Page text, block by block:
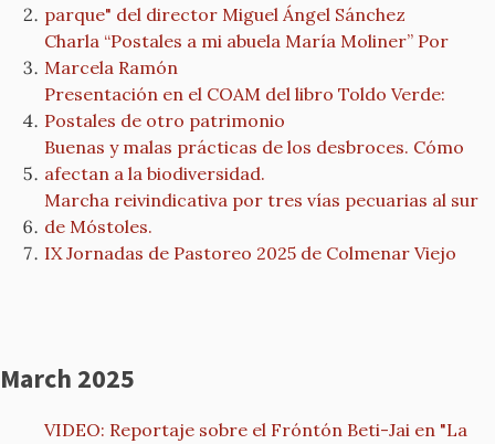
parque" del director Miguel Ángel Sánchez
Charla “Postales a mi abuela María Moliner” Por
Marcela Ramón
Presentación en el COAM del libro Toldo Verde:
Postales de otro patrimonio
Buenas y malas prácticas de los desbroces. Cómo
afectan a la biodiversidad.
Marcha reivindicativa por tres vías pecuarias al sur
de Móstoles.
IX Jornadas de Pastoreo 2025 de Colmenar Viejo
March 2025
VIDEO: Reportaje sobre el Fróntón Beti-Jai en "La